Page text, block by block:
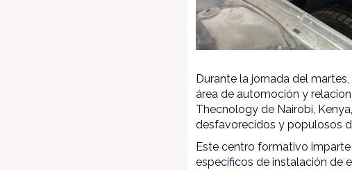
Durante la jornada del
área de automoción y
Thecnology de Nairobi,
desfavorecidos y populosos
Este centro formativo
específicos de instalación de